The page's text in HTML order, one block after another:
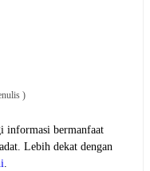
)
informasi bermanfaat
Lebih dekat dengan
.